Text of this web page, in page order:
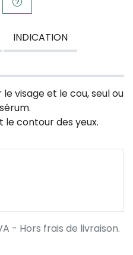
INDICATION
visage et le cou, seul ou
le contour des yeux.
- Hors frais de livraison.